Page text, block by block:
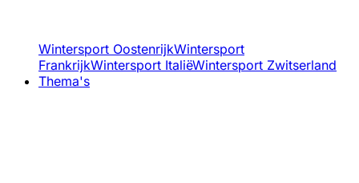
Wintersport OostenrijkWintersport
FrankrijkWintersport ItaliëWintersport Zwitserland
Thema's